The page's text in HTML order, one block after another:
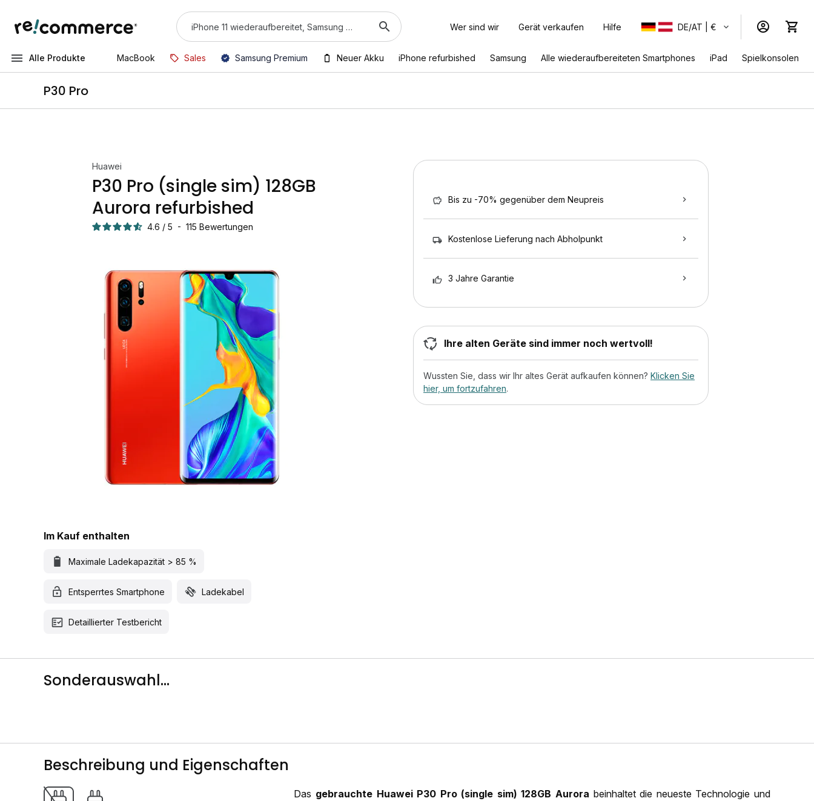
Wer sind wir Gerät verkaufen Hilfe DE/AT | €
Alle Produkte MacBook Sales Samsung Premium Neuer Akku iPhone refurbished Samsung Alle wiederaufbereiteten Smartphones iPad Spielkonsolen
P30 Pro
Huawei
P30 Pro (single sim) 128GB
Aurora refurbished
4.6 / 5 - 115 Bewertungen
Im Kauf enthalten
Maximale Ladekapazität > 85 %
Entsperrtes Smartphone Ladekabel
Detaillierter Testbericht
Bis zu -70% gegenüber dem Neupreis
Kostenlose Lieferung nach Abholpunkt
3 Jahre Garantie
Ihre alten Geräte sind immer noch wertvoll!
Wussten Sie, dass wir Ihr altes Gerät aufkaufen können? Klicken Sie
hier, um fortzufahren.
Sonderauswahl...
Beschreibung und Eigenschaften
Das gebrauchte Huawei P30 Pro (single sim) 128GB Aurora beinhaltet die neueste Technologie und